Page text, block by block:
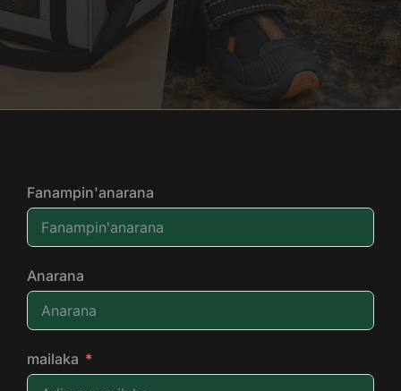
Fanampin'anarana
Anarana
mailaka